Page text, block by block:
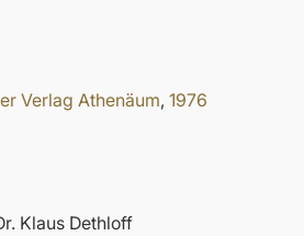
Verlag Athenäum, 1976
Klaus Dethloff